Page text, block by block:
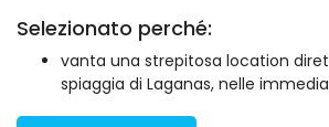
Selezionato perché:
vanta una strepitosa location
spiaggia di Laganas, nelle